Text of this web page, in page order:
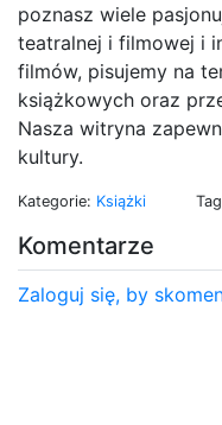
poznasz wiele
teatralnej i filmowej i
filmów, pisujemy na
książkowych oraz
Nasza witryna
kultury.
Kategorie: Książki
Komentarze
Zaloguj się, by